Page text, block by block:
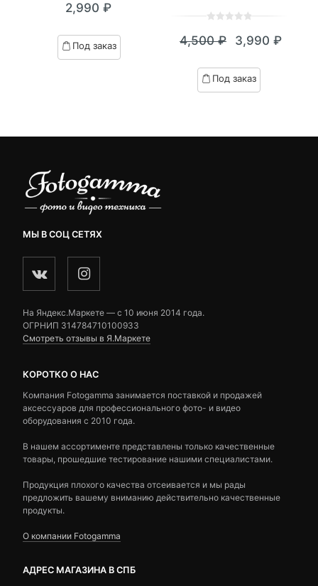
out
based
on
2,990 ₽
Под заказ
out
based
on
4,500₽
цена
составляла
3,990 ₽
Текущая
цена:
3,990 ₽.
Под заказ
МЫ В СОЦ СЕТЯХ
На Яндекс.Маркете — c 10 июня 2014 года.
ОГРНИП 314784710100933
Смотреть отзывы в Я.Маркете
КОРОТКО О НАС
Компания Fotogamma занимается поставкой и продажей
аксессуаров для профессионального фото- и видео
оборудования с 2010 года.
В нашем ассортименте представлены только качественные
товары, прошедшие тестирование нашими специалистами.
Продукция плохого качества отсеивается и мы рады
предложить вашему вниманию действительно качественные
продукты.
О компании Fotogamma
АДРЕС МАГАЗИНА В СПБ